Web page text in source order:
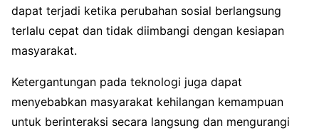
dapat terjadi ketika perubahan sosial berlangsung
terlalu cepat dan tidak diimbangi dengan kesiapan
masyarakat.
Ketergantungan pada teknologi juga dapat
menyebabkan masyarakat kehilangan kemampuan
untuk berinteraksi secara langsung dan mengurangi